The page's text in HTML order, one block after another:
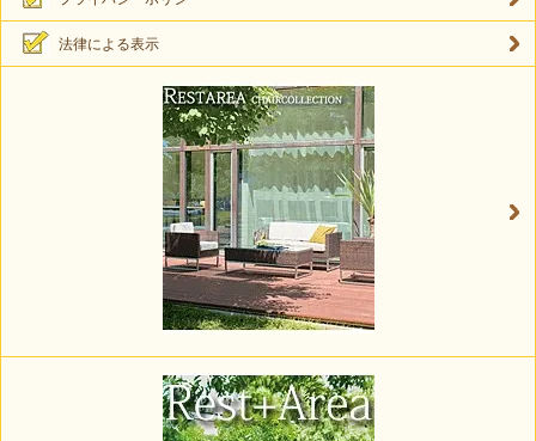
法律による表示